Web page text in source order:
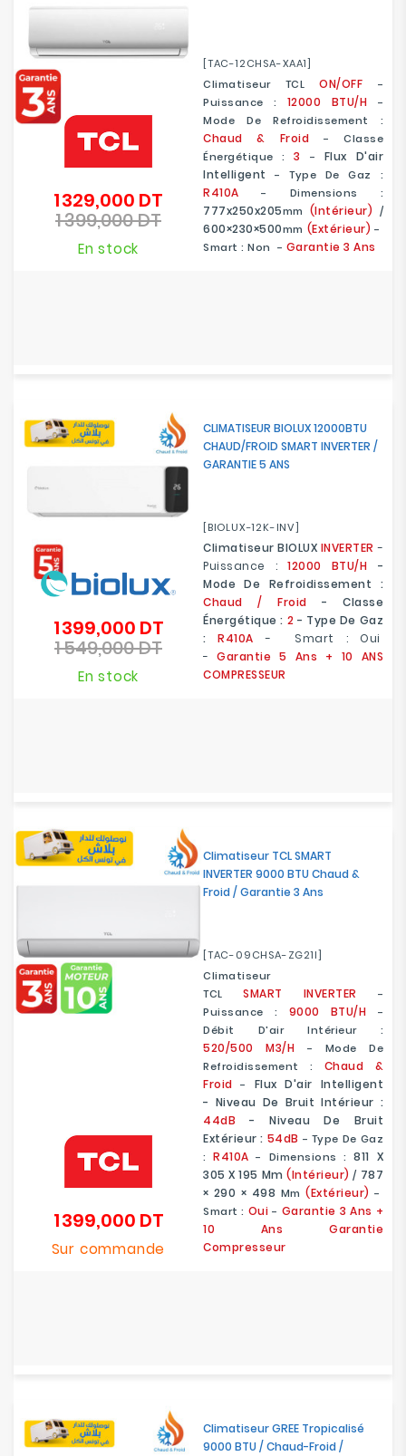
[TAC-12CHSA-XAA1]
Climatiseur TCLON/OFF -
Puissance :
12000 BTU/H -
Mode De Refroidissement :
Chaud & Froid - Classe
Énergétique :3 - Flux D'air
Intelligent- Type De Gaz :
R410A - Dimensions :
777x250x205Mm (Intérieur) /
600×230×500Mm (Extérieur) -
Smart : Non - Garantie 3 Ans
1 329,000 DT
1 399,000 DTPrix
En stock
CLIMATISEUR BIOLUX 12000BTU
CHAUD/FROID SMART INVERTER /
GARANTIE 5 ANS
[BIOLUX-12K-INV]
Climatiseur BIOLUX INVERTER-
Puissance :
12000 BTU/H
-
Mode De Refroidissement :
Chaud / Froid - Classe
Énergétique : 2 - Type De Gaz
:R410A- Smart : Oui
-
Garantie 5 Ans + 10 ANS
COMPRESSEUR
1 399,000 DTPrix
1 549,000 DTPrix
En stock
Climatiseur TCL SMART
INVERTER 9000 BTU Chaud &
Froid / Garantie 3 Ans
[TAC-09CHSA-ZG21I]
Climatiseur
TCLSMART INVERTER -
Puissance :
9000 BTU/H -
Débit D'air Intérieur :
520/500 M3/h - Mode De
Refroidissement : Chaud &
Froid - Flux D'air Intelligent
- Niveau De Bruit Intérieur :
44dB - Niveau De Bruit
Extérieur : 54dB - Type De Gaz
:R410A - Dimensions :811 X
305 X 195 Mm (Intérieur) / 787
× 290 × 498 Mm(Extérieur) -
Smart : Oui - Garantie 3 Ans +
10 Ans Garantie
Compresseur
1 399,000 DTPrix
Sur commande
Climatiseur GREE Tropicalisé
9000 BTU / Chaud-Froid /